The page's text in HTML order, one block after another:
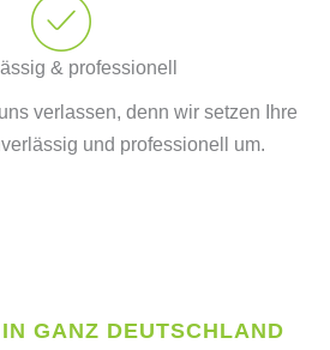
& professionell
verlassen, denn wir setzen Ihre
und professionell um.
GANZ DEUTSCHLAND